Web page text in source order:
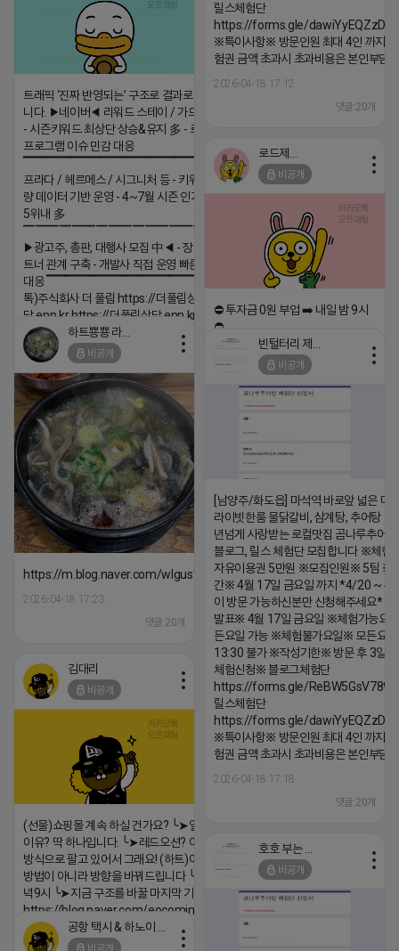
릴스체험단
https://forms.gle/
※특이사항※ 방문인원 최대 4인 까지
험권 금액 초과시 초과비용은 본인부담
2026-04-18 17:12
댓글:20개
트래픽 ‘진짜 반영되는’ 구조로 결과로 보여드립
니다. ▶네이버◀ 리워드 스테이 / 가드 / 자몽 등
- 시즌키워드 최상단 상승&유지 多 - 로직변화,
프로그램 이슈 민감 대응
▔▔▔▔▔▔▔▔▔▔▔▔▔▔▔▔▔▔ ▶쿠팡◀
프라다 / 헤르메스 / 시그니처 등 - 키워드 검색
량 데이터 기반 운영 - 4~7월 시즌 인기 키워드
5위내 多
▔▔▔▔▔▔▔▔▔▔▔▔▔▔▔▔▔▔
▶광고주, 총판, 대행사 모집 中◀ - 장기 협업 파
트너 관계 구축 - 개발사 직접 운영 빠른 피드백
대응 ▔▔▔▔▔▔▔▔▔▔▔▔▔▔▔▔▔▔ (카
톡)주식회사 더 풀림 https://더풀림상
담.enn.kr https://더풀림상담.enn.kr
2026-04-18 17:26
비공개
⛔️ 투자금 0원 부업 ➡️ 내일 밤 9시
⛔️
2026-04-18 17:23
하트뿅뿅 라이언
비공개
https://m.blog.naver.com/wlgus1647/224253846149
2026-04-18 17:23
댓글:20개
비공개
[남양주/화도읍] 마석역 바로앞 넓은 매
라이빗한룸 물닭갈비, 삼계탕, 추어탕 맛
년넘게 사랑받는 로컬맛집 곰나루추어
블로그, 릴스 체험단 모집합니다 ※체험
자유이용권 5만원 ※모집인원※ 5팀 ※
간※ 4월 17일 금요일 까지 *4/20 ~ 4/
이 방문 가능하신분만 신청해주세요* ※
발표※ 4월 17일 금요일 ※체험가능요
든요일 가능 ※체험불가요일※ 모든요
13:30 불가 ※작성기한※ 방문 후 3일
체험신청※ 블로그체험단
https://forms.gle/
릴스체험단
https://forms.gle/
※특이사항※ 방문인원 최대 4인 까지
험권 금액 초과시 초과비용은 본인부담
2026-04-18 17:18
댓글:20개
김대리
비공개
(선물)쇼핑몰 계속 하실 건가요? ╰➤열심히 해도 안되는
이유? 딱 하나입니다. ╰➤레드오션? 아니요! ╰➤모두 같은
방식으로 팔고 있어서 그래요! (하트)이번엔 다릅니다. ╰➤
방법이 아니라 방향을 바꿔드립니다 ╰➤4월 21일(화) 저
녁9시 ╰➤지금 구조를 바꿀 마지막 기회
https://blog.naver.com/eocomim/224250518436
2026-04-18 17:15
비공개
비공개